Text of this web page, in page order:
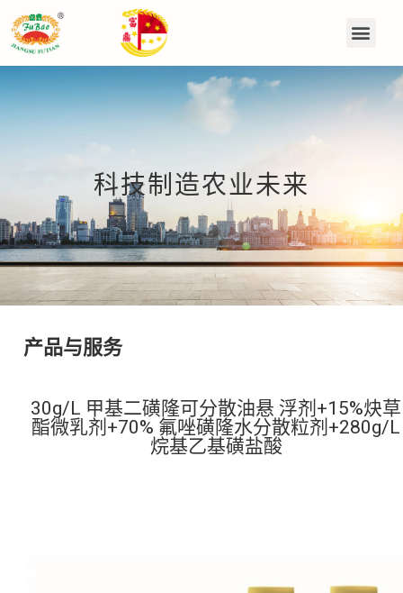
科技制造农业未来
产品与服务
30g/L 甲基二磺隆可分散油悬 浮剂+15%炔草
酯微乳剂+70% 氟唑磺隆水分散粒剂+280g/L
烷基乙基磺盐酸